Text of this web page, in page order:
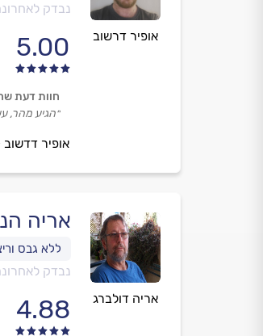
אופיר דרשוב
נבדק
5.00
אופיר דדשוב
חוות דעת
״הגיע מהר,
אריה דולברג
אריה
נבדק
4.88